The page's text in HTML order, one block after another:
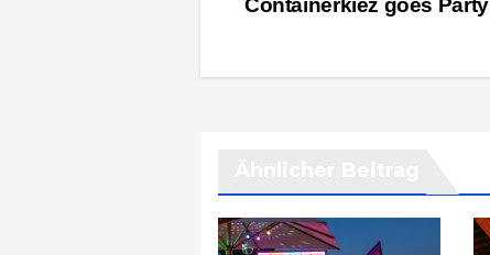
Containerkiez goes Party